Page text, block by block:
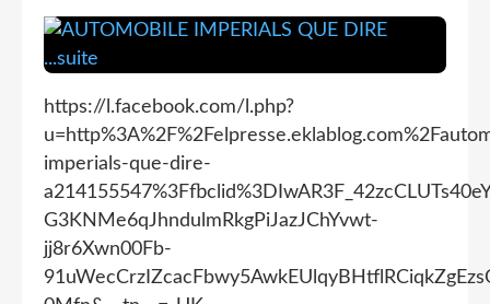
https://l.facebook.com/l.php?
imperials-que-dire-
G3KNMe6qJhndulmRkgPiJazJChYvwt-
jj8r6Xwn00Fb-